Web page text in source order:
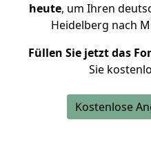
heute, um Ihren
Heidelberg nach
Füllen Sie jetzt das
Sie
Kostenlose